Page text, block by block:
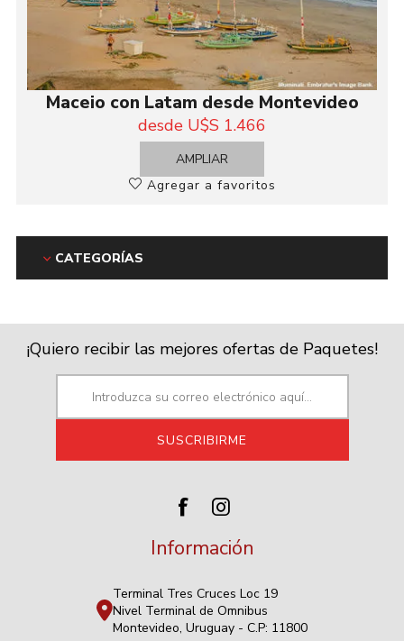
Maceio con Latam desde Montevideo
desde U$S 1.466
AMPLIAR
Agregar a favoritos
CATEGORÍAS
¡Quiero recibir las mejores ofertas de Paquetes!
Información
Terminal Tres Cruces Loc 19
Nivel Terminal de Omnibus
Montevideo, Uruguay - C.P: 11800